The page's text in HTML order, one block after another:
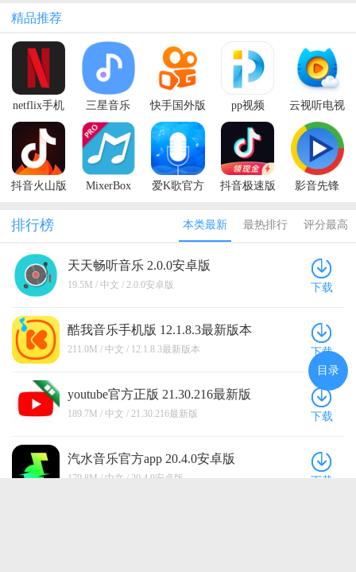
精品推荐
netflix手机
版
三星音乐
2026最新版
(Samsung
Music)
快手国外版
(Kwai)
pp视频
云视听电视
猫
抖音火山版
MixerBox
爱K歌官方
抖音极速版
影音先锋
排行榜 本类最新 最热排行 评分最高
天天畅听音乐 2.0.0安卓版
19.5M / 中文 / 2.0.0安卓版 下载
酷我音乐手机版 12.1.8.3最新版本
211.0M / 中文 / 12.1.8.3最新版本 下载
youtube官方正版 21.30.216最新版
189.7M / 中文 / 21.30.216最新版 下载
汽水音乐官方app 20.4.0安卓版
179.8M / 中文 / 20.4.0安卓版 下载
目录